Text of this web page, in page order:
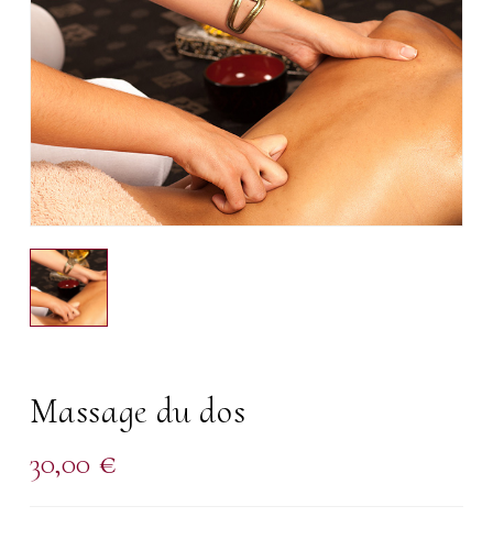
Massage du dos
30,00 €